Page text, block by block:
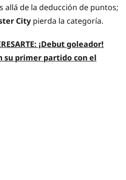
allá de la deducción de puntos;
City pierda la categoría.
¡Debut goleador!
su primer partido con el